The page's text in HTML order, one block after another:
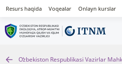
Resurs haqida Voqealar Onlayn kurslar
Oʻzbekiston Respublikasi Vazirlar